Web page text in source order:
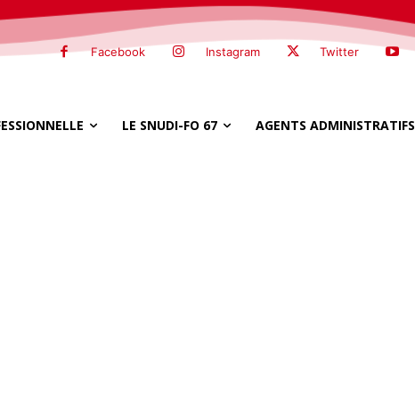
Facebook Instagram Twitter
LE SNUDI-FO 67 AGENTS ADMINISTRATIFS